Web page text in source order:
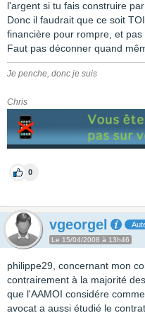
l'argent si tu fais construire par
Donc il faudrait que ce soit
financière pour rompre, et pas
Faut pas déconner quand
Je penche, donc je suis
Chris
0
vgeorgel
Le 15/04/2008 à 13h46
philippe29, concernant mon
contrairement à la majorité
que l'AAMOI considére
avocat a aussi étudié le